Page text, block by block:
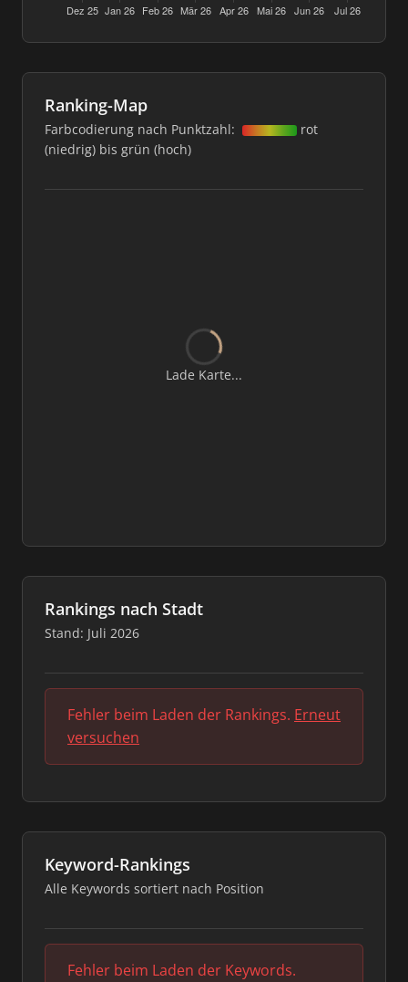
Ranking-Map
Farbcodierung nach Punktzahl:
rot
(niedrig) bis grün (hoch)
Lade Karte...
Rankings nach Stadt
Stand: Juli 2026
Fehler beim Laden der Rankings. Erneut
versuchen
Keyword-Rankings
Alle Keywords sortiert nach Position
Fehler beim Laden der Keywords.